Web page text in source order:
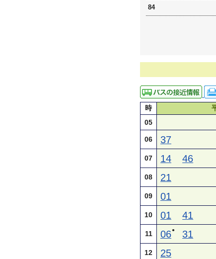
84
時
05
06 37
07 14 46
08 21
09 01
10 01 41
11 06● 31
12 25